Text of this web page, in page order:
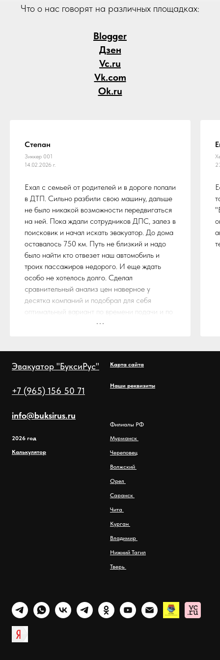
Что о нас говорят на различных площадках:
Blogger
Дзен
Vc.ru
Vk.com
Ok.ru
Степан
Зиккер 001
14.02.2026 г.
Ехал с семьей от родителей и в дороге попали
в ДТП. Сильно разбили свою машину, дальше
не было никакой возможности передвигаться
на ней. Пока ждали сотрудников ДПС, залез в
поисковик и начал искать эвакуатор. До дома
оставалось 750 км. Путь не близкий и надо
было найти кто отвезет наш автомобиль и
троих пассажиров недорого. И еще ждать
особо не хотелось долго. Сделал
сравнительный анализ цен наверное у
десятка компаний и подобрал для себя
оптимальный вариант по времени подачи и по
стоимости. Остановился на службе эвакуации
ДТП в течении обговоренного времени и по
бонусом шел пяти местный эвакуатор с дубль
доехали до дома.
Огромное спасибо компании "БуксиРус" за
достойный сервис, будем рекомендовать!!!
Эвакуатор "БуксиРус"
+7 (965) 156 50 71
info@buksirus.ru
2026 год
Калькулятор
Карта сайта
Наши реквизиты
Филиалы РФ
Мурманск
Череповец
Волжский
Орел
Саранск
Чита
Курган
Владимир
Нижний Тагил
Тверь